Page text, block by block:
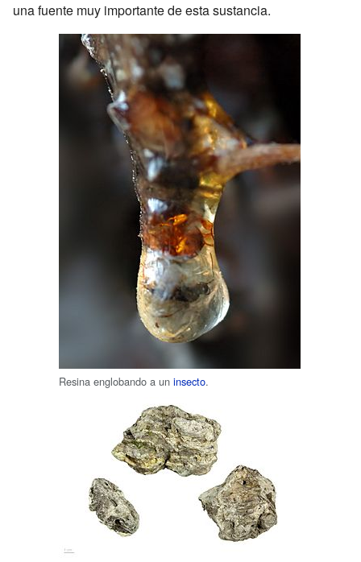
una fuente muy importante de esta sustancia.
Resina englobando a un insecto.